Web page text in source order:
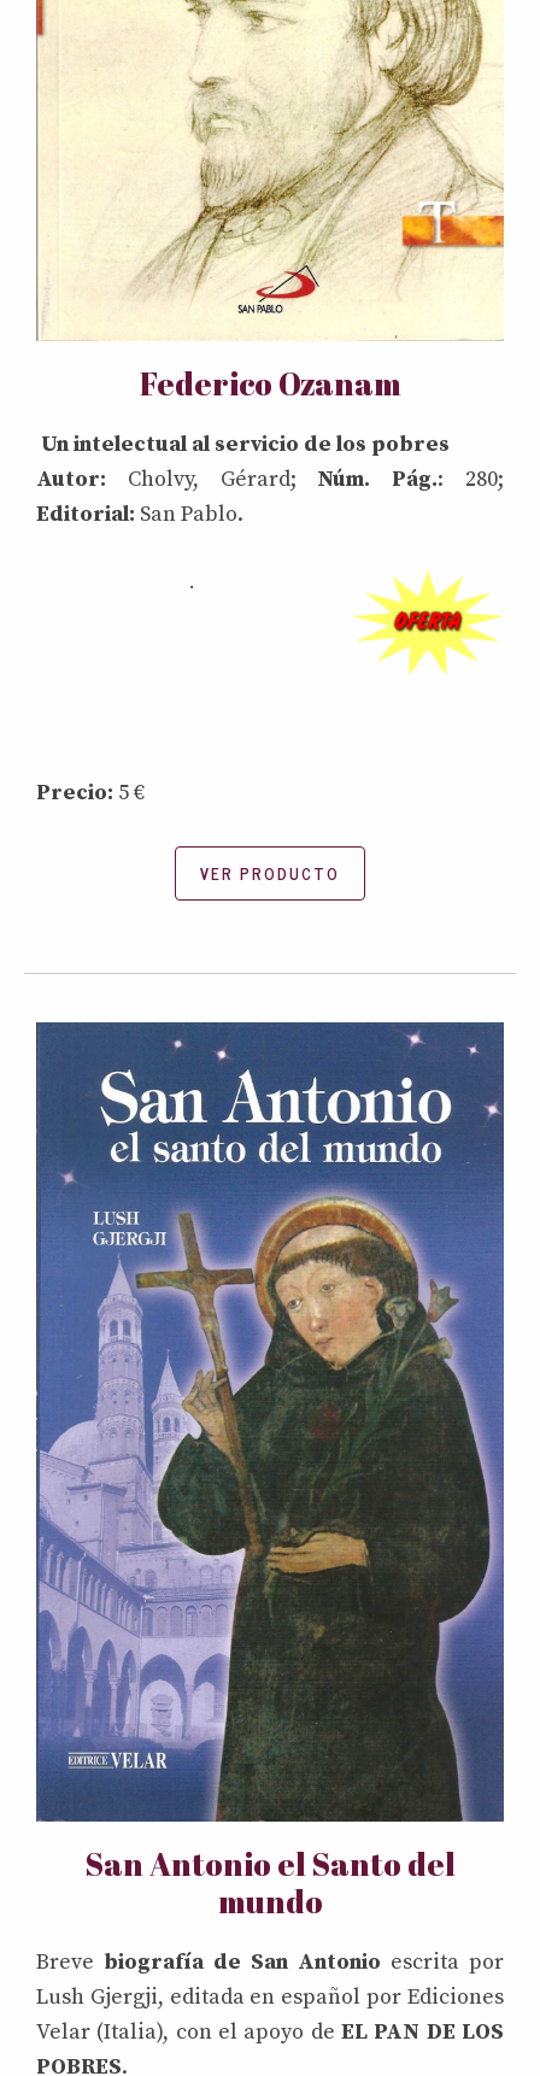
Federico Ozanam
Un intelectual al servicio de los pobres
Autor: Cholvy, Gérard; Núm. Pág.: 280;
Editorial: San Pablo.
.
Precio: 5 €
VER PRODUCTO
San Antonio el Santo del
mundo
Breve biografía de San Antonio escrita por
Lush Gjergji, editada en español por Ediciones
Velar (Italia), con el apoyo de EL PAN DE LOS
POBRES.